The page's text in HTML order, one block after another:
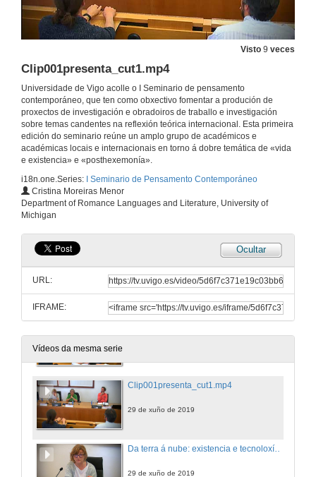
Visto 9 veces
Clip001presenta_cut1.mp4
Universidade de Vigo acolle o I Seminario de pensamento
contemporáneo, que ten como obxectivo fomentar a produción de
proxectos de investigación e obradoiros de traballo e investigación
sobre temas candentes na reflexión teórica internacional. Esta primeira
edición do seminario reúne un amplo grupo de académicos e
académicas locais e internacionais en torno á dobre temática de «vida
e existencia» e «posthexemonía».
i18n.one.Series:
I Seminario de Pensamento Contemporáneo
Cristina Moreiras Menor
Department of Romance Languages and Literature, University of
Michigan
Ocultar
URL:
IFRAME:
Vídeos da mesma serie
Presentación dos componeñtes do Panel 5 Gramsci e poshexemonía
29 de xuño de 2019
O imposible eticismo gramsciano
29 de xuño de 2019
Hexemonía e pedagoxía, un achegamento ao pensamento educativo de Gramsci
29 de xuño de 2019
Rolda de preguntas. Gramsci e poshegemonía
Clip001presenta_cut1.mp4
29 de xuño de 2019
29 de xuño de 2019